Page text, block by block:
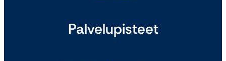
Palvelupisteet